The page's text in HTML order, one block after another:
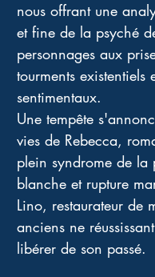
nous offrant une
et fine de la psyché
personnages aux
tourments existentiels
sentimentaux.
Une tempête
vies de Rebecca,
plein syndrome de la
blanche et rupture
Lino, restaurateur de
anciens ne
libérer de son passé.